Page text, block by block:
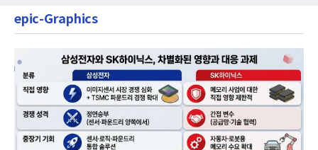
epic-Graphics